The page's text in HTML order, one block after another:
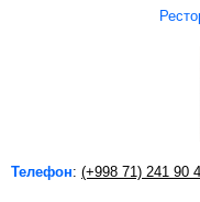
Телефон: (+998 71) 241 90